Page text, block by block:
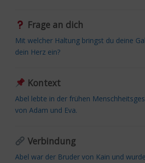
Frage an dich
Mit welcher Haltung bringst du deine
dein Herz ein?
Kontext
Abel lebte in der frühen
von Adam und Eva.
Verbindung
Abel war der Bruder von Kain und